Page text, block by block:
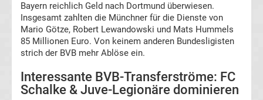
Wolfsburg
Transfergerüchte
Viktoria
Bayern reichlich Geld nach Dortmund überwiesen.
Insgesamt zahlten die Münchner für die Dienste von
Mario Götze, Robert Lewandowski und Mats Hummels
85 Millionen Euro. Von keinem anderen Bundesligisten
strich der BVB mehr Ablöse ein.
Interessante BVB-Transferströme: FC
Schalke & Juve-Legionäre dominieren